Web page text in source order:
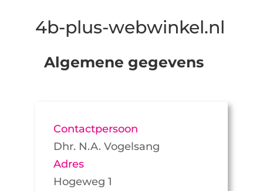
4b-plus-webwinkel.nl
Algemene gegevens
Contactpersoon
Dhr. N.A. Vogelsang
Adres
Hogeweg 1